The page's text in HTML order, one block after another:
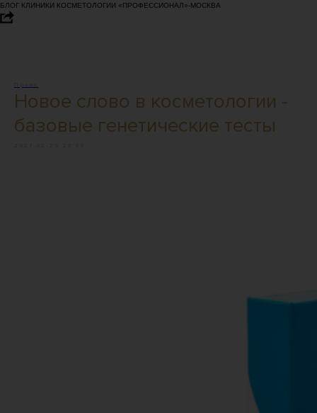
БЛОГ КЛИНИКИ КОСМЕТОЛОГИИ «ПРОФЕССИОНАЛ»-МОСКВА
Новое слово в косметологии -
базовые генетические тесты